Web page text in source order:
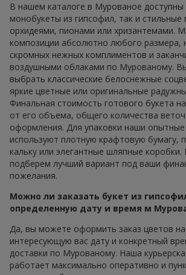
В нашем каталоге в Мурованое
монобукеты из гипсофил, так и стильные
орхидеями, пионами или хризантемами.
композиции абсолютно любого размера,
скромных нежных комплиментов и
воздушными облаками по Мурованому.
выбрать классические белоснежные
яркие цветные или оригинальные
Финальная стоимость готового букета
от его объема, общего количества
оформления. Для упаковки наши
используют плотную крафтовую бумагу,
кальку или элегантные шляпные
подберем лучший вариант под ваши
пожелания.
Можно ли заказать букет из
определенную дату и время м
Да, вы можете оформить заказ цветов
интересующую вас дату и конкретный
доставки по Мурованому. Наша
работает максимально оперативно и